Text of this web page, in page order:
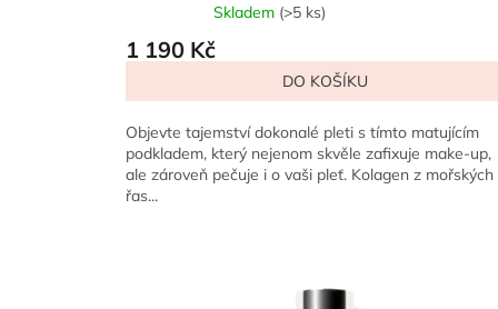
Průměrné
hodnocení
produktu
5,0
z
5
hvězdiček.
Skladem (>5 ks)
1 190 Kč
DO KOŠÍKU
Objevte tajemství dokonalé pleti s tímto matujícím
podkladem, který nejenom skvěle zafixuje make-up,
ale zároveň pečuje i o vaši pleť. Kolagen z mořských
řas...